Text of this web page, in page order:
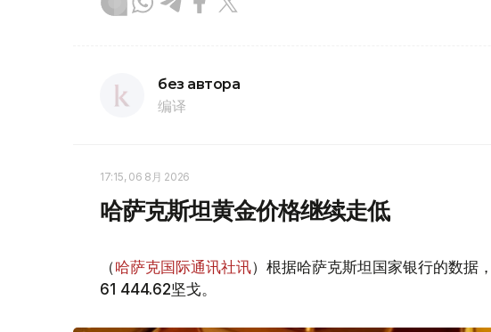
без автора
编译
17:15, 06 8月 2026
哈萨克斯坦黄金价格继续走低
（哈萨克国际通讯社讯）根据哈萨克斯坦国家银行的数据
61 444.62坚戈。